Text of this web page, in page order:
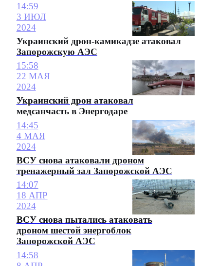
14:59
3 ИЮЛ
2024
Украинский дрон-камикадзе атаковал
Запорожскую АЭС
15:58
22 МАЯ
2024
Украинский дрон атаковал
медсанчасть в Энергодаре
14:45
4 МАЯ
2024
ВСУ снова атаковали дроном
тренажерный зал Запорожской АЭС
14:07
18 АПР
2024
ВСУ снова пытались атаковать
дроном шестой энергоблок
Запорожской АЭС
14:58